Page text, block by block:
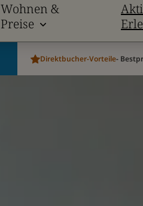
Wohnen &
Preise
Direktbucher-Vorteile-